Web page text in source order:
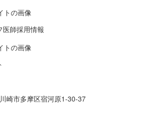
医師採用情報
崎市多摩区宿河原1-30-37